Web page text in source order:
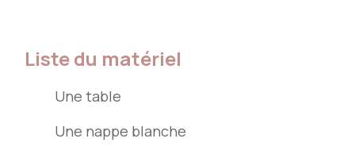
Liste du matériel
Une table
Une nappe blanche